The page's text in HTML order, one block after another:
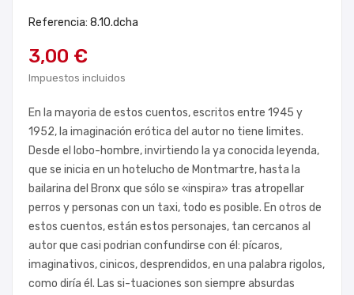
Referencia: 8.10.dcha
3,00 €
Impuestos incluidos
En la mayoria de estos cuentos, escritos entre 1945 y
1952, la imaginación erótica del autor no tiene limites.
Desde el lobo-hombre, invirtiendo la ya conocida leyenda,
que se inicia en un hotelucho de Montmartre, hasta la
bailarina del Bronx que sólo se «inspira» tras atropellar
perros y personas con un taxi, todo es posible. En otros de
estos cuentos, están estos personajes, tan cercanos al
autor que casi podrian confundirse con él: pícaros,
imaginativos, cinicos, desprendidos, en una palabra rigolos,
como diría él. Las si-tuaciones son siempre absurdas